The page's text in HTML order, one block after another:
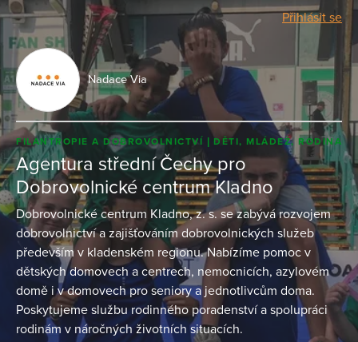
Přihlásit se
Nadace Via
FILANTROPIE A DOBROVOLNICTVÍ DĚTI, MLÁDEŽ, RODINA
Agentura střední Čechy pro
Dobrovolnické centrum Kladno
Dobrovolnické centrum Kladno, z. s. se zabývá rozvojem
dobrovolnictví a zajišťováním dobrovolnických služeb
především v kladenském regionu. Nabízíme pomoc v
dětských domovech a centrech, nemocnicích, azylovém
domě i v domovech pro seniory a jednotlivcům doma.
Poskytujeme službu rodinného poradenství a spolupráci
rodinám v náročných životních situacích.